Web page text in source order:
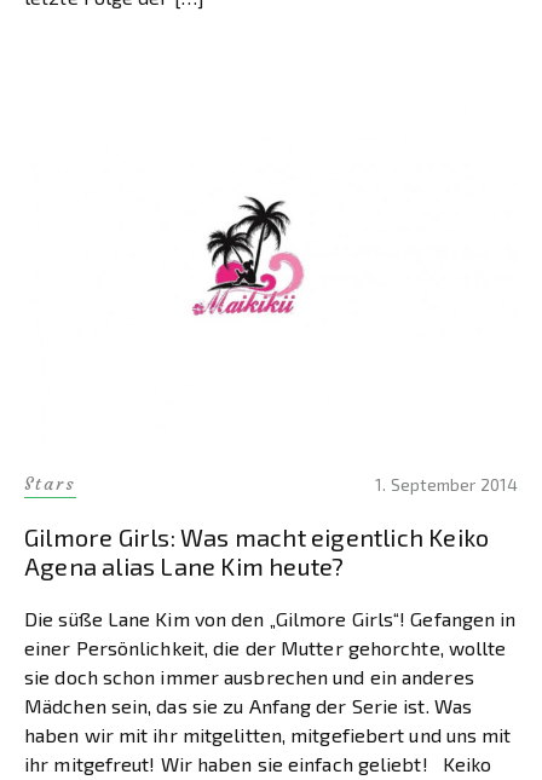
Stars 1. September 2014
Gilmore Girls: Was macht eigentlich Keiko
Agena alias Lane Kim heute?
Die süße Lane Kim von den „Gilmore Girls“! Gefangen in
einer Persönlichkeit, die der Mutter gehorchte, wollte
sie doch schon immer ausbrechen und ein anderes
Mädchen sein, das sie zu Anfang der Serie ist. Was
haben wir mit ihr mitgelitten, mitgefiebert und uns mit
ihr mitgefreut! Wir haben sie einfach geliebt! Keiko